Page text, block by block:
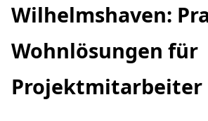
Wilhelmshaven:
Wohnlösungen für
Projektmitarbeiter